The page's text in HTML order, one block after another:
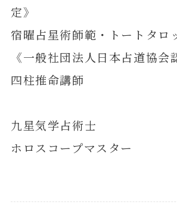
定》
宿曜占星術師範・トートタロ
《一般社団法人日本占道協会
四柱推命講師
九星気学占術士
ホロスコープマスター